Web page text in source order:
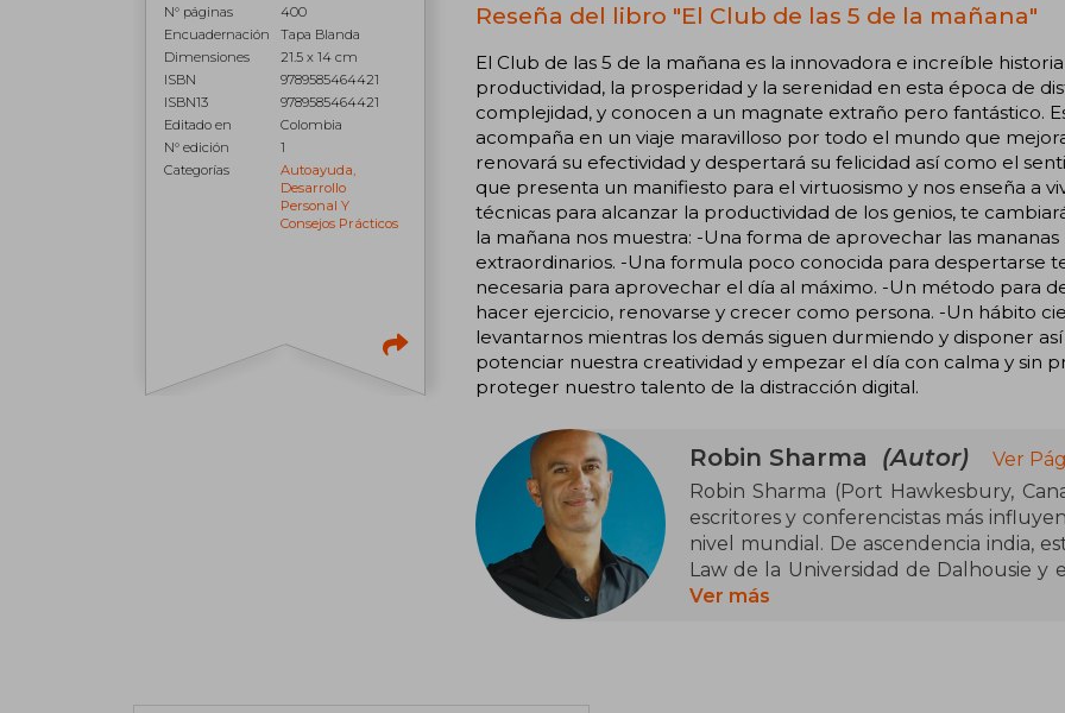
N° páginas
400
Encuadernación
Tapa Blanda
Dimensiones
21.5 x 14 cm
ISBN
9789585464421
ISBN13
9789585464421
Editado en
Colombia
N° edición
1
Categorías
Autoayuda,
Desarrollo
Personal Y
Consejos Prácticos
Reseña del libro "El Club de las 5 de la mañana"
El Club de las 5 de la mañana es la innovadora e increíble
productividad, la prosperidad y la serenidad en esta época de
complejidad, y conocen a un magnate extraño pero fantástico.
acompaña en un viaje maravilloso por todo el mundo que
renovará su efectividad y despertará su felicidad así como el
que presenta un manifiesto para el virtuosismo y nos enseña a
técnicas para alcanzar la productividad de los genios, te
la mañana nos muestra: -Una forma de aprovechar las
extraordinarios. -Una formula poco conocida para despertarse
necesaria para aprovechar el día al máximo. -Un método para
hacer ejercicio, renovarse y crecer como persona. -Un hábito
levantarnos mientras los demás siguen durmiendo y disponer
potenciar nuestra creatividad y empezar el día con calma y sin
proteger nuestro talento de la distracción digital.
Robin Sharma (Autor)
Ver
Robin Sharma (Port Hawkesbury,
escritores y conferencistas más
nivel mundial. De ascendencia india,
Law de la Universidad de Dalhousie y
cuando decidió abandonar su
Ver más